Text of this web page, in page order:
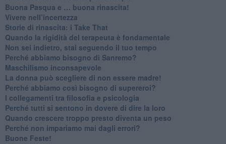
​Buona Pasqua e … buona rinascita!
​Vivere nell’incertezza
​Storie di rinascita: i Take That
​Quando la rigidità del terapeuta è fondamentale
​Non sei indietro, stai seguendo il tuo tempo
​Perché abbiamo bisogno di Sanremo?
​Maschilismo inconsapevole
​La donna può scegliere di non essere madre!
​Perché abbiamo così bisogno di supereroi?
​I collegamenti tra filosofia e psicologia
​Perché tutti si sentono in dovere di dire la loro
​Quando crescere troppo presto diventa un peso
​Perché non impariamo mai dagli errori?
​Buone Feste!